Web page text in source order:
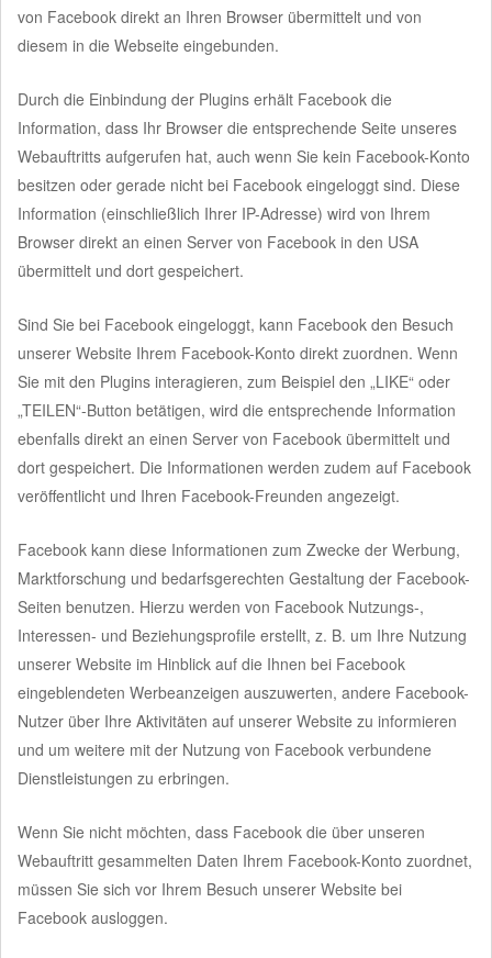
von Facebook direkt an Ihren Browser übermittelt und von
diesem in die Webseite eingebunden.
Durch die Einbindung der Plugins erhält Facebook die
Information, dass Ihr Browser die entsprechende Seite unseres
Webauftritts aufgerufen hat, auch wenn Sie kein Facebook-Konto
besitzen oder gerade nicht bei Facebook eingeloggt sind. Diese
Information (einschließlich Ihrer IP-Adresse) wird von Ihrem
Browser direkt an einen Server von Facebook in den USA
übermittelt und dort gespeichert.
Sind Sie bei Facebook eingeloggt, kann Facebook den Besuch
unserer Website Ihrem Facebook-Konto direkt zuordnen. Wenn
Sie mit den Plugins interagieren, zum Beispiel den „LIKE“ oder
„TEILEN“-Button betätigen, wird die entsprechende Information
ebenfalls direkt an einen Server von Facebook übermittelt und
dort gespeichert. Die Informationen werden zudem auf Facebook
veröffentlicht und Ihren Facebook-Freunden angezeigt.
Facebook kann diese Informationen zum Zwecke der Werbung,
Marktforschung und bedarfsgerechten Gestaltung der Facebook-
Seiten benutzen. Hierzu werden von Facebook Nutzungs-,
Interessen- und Beziehungsprofile erstellt, z. B. um Ihre Nutzung
unserer Website im Hinblick auf die Ihnen bei Facebook
eingeblendeten Werbeanzeigen auszuwerten, andere Facebook-
Nutzer über Ihre Aktivitäten auf unserer Website zu informieren
und um weitere mit der Nutzung von Facebook verbundene
Dienstleistungen zu erbringen.
Wenn Sie nicht möchten, dass Facebook die über unseren
Webauftritt gesammelten Daten Ihrem Facebook-Konto zuordnet,
müssen Sie sich vor Ihrem Besuch unserer Website bei
Facebook ausloggen.